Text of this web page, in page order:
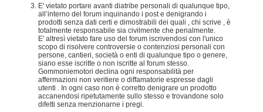
E' vietato portare avanti diatribe personali di qualunque tipo,
all’interno del forum inquinando i post e denigrando i
prodotti senza dati certi e dimostrabili dei quali , chi scrive , è
totalmente responsabile sia civilmente che penalmente.
E' altresì vietato fare uso del forum iscrivendosi con l'unico
scopo di risolvere controversie o contenziosi personali con
persone, cantieri, società o enti di qualunque tipo o genere,
siano esse iscritte o non iscritte al forum stesso.
Gommoniemotori declina ogni responsabilità per
affermazioni non veritiere o diffamatorie espresse dagli
utenti . In ogni caso non è corretto denigrare un prodotto
accanendosi ripetutamente sullo stesso e trovandone solo
difetti senza menzionarne i pregi.